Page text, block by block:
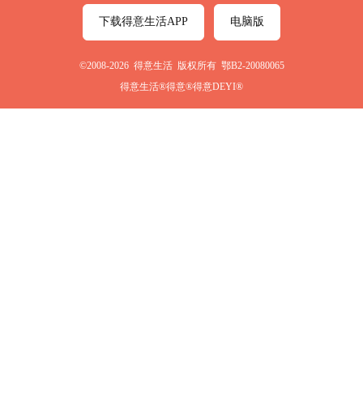
下载得意生活APP 电脑版
©2008-2026 得意生活 版权所有 鄂B2-20080065
得意生活®得意®得意DEYI®